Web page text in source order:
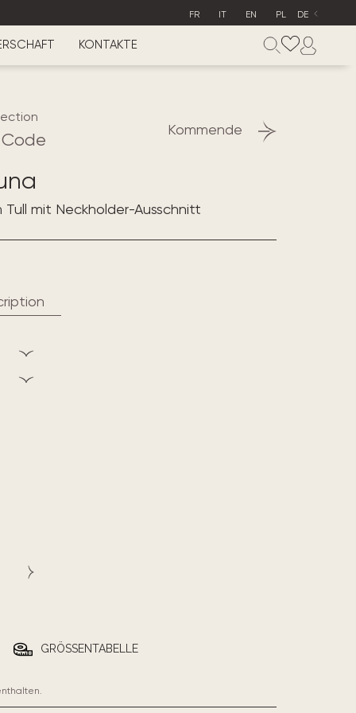
FR IT EN PL DE
KONTAKTE
Kommende
mit Neckholder-Ausschnitt
GRÖSSENTABELLE